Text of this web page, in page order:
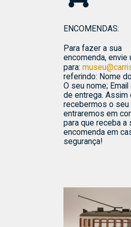
ENCOMENDAS:
Para fazer a sua
encomenda, envie
para:
referindo: Nome
O seu nome;
de entrega. Assim
recebermos o seu
entraremos em
para que receba a
encomenda em
segurança!